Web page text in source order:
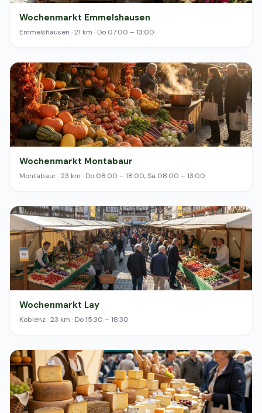
Wochenmarkt Emmelshausen
Emmelshausen · 21 km · Do 07:00 – 13:00
Wochenmarkt Montabaur
Montabaur · 23 km · Do 08:00 – 18:00, Sa 08:00 – 13:00
Wochenmarkt Lay
Koblenz · 23 km · Do 15:30 – 18:30